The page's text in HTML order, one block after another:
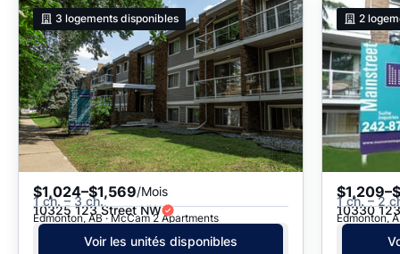
3 logements disponibles
$1,024–$1,569/Mois
1 ch. – 3 ch.
10325 123 Street NW
Edmonton, AB · McCam 2 Apartments
Voir les unités disponibles
2
1 ch. – 2
10330
Edmonton,